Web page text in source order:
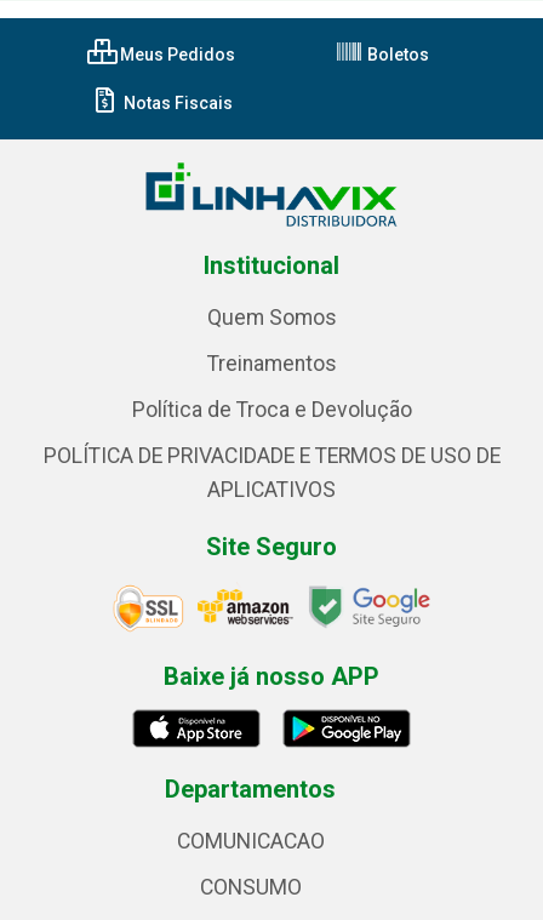
Meus Pedidos Boletos
Notas Fiscais
Institucional
Quem Somos
Treinamentos
Política de Troca e Devolução
POLÍTICA DE PRIVACIDADE E TERMOS DE USO DE
APLICATIVOS
Site Seguro
Baixe já nosso APP
Departamentos
COMUNICACAO
CONSUMO